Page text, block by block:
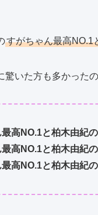
すがちゃん最高NO.1
驚いた方も多かった
高NO.1と柏木由紀の
高NO.1と柏木由紀
高NO.1と柏木由紀